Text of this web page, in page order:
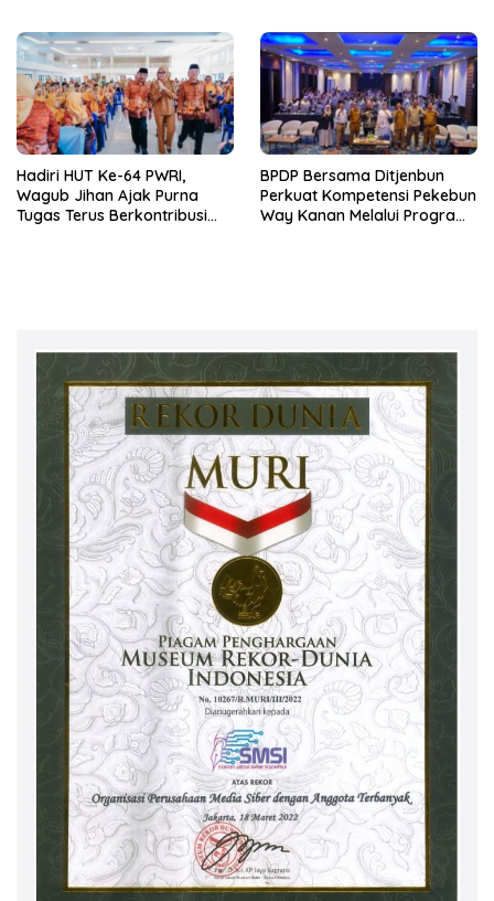
Hadiri HUT Ke-64 PWRI,
Wagub Jihan Ajak Purna
Tugas Terus Berkontribusi
BPDP Bersama Ditjenbun
Perkuat Kompetensi Pekebun
Way Kanan Melalui Program